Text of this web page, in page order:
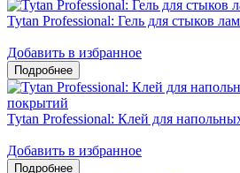
Tytan Professional: Гель для стыков
Добавить в избранное
Tytan Professional: Клей для
Добавить в избранное